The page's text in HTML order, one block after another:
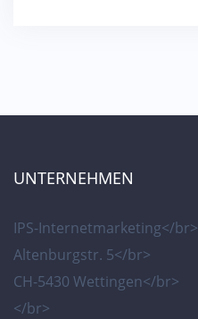
UNTERNEHMEN
IPS-Internetmarketing</br>
Altenburgstr. 5</br>
CH-5430 Wettingen</br>
</br>